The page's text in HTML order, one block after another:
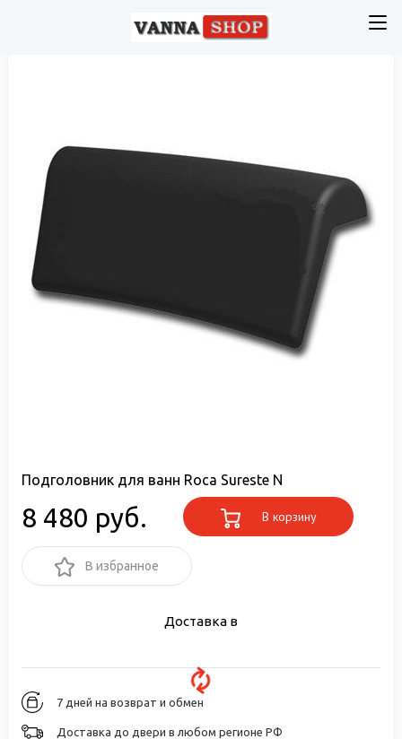
Подголовник для ванн Roca Sureste N
8 480 руб. В корзину
В избранное
Доставка в
7 дней на возврат и обмен
Доставка до двери в любом регионе РФ